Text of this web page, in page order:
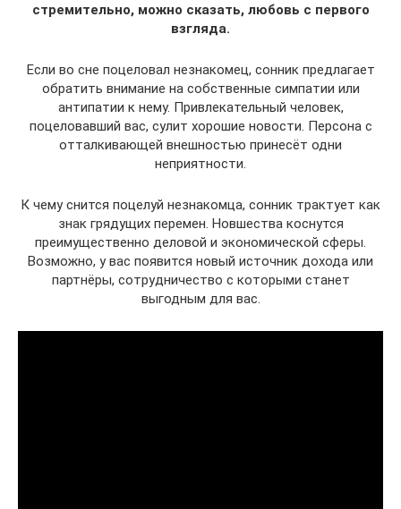
стремительно, можно сказать, любовь с первого
взгляда.
Если во сне поцеловал незнакомец, сонник предлагает
обратить внимание на собственные симпатии или
антипатии к нему. Привлекательный человек,
поцеловавший вас, сулит хорошие новости. Персона с
отталкивающей внешностью принесёт одни
неприятности.
К чему снится поцелуй незнакомца, сонник трактует как
знак грядущих перемен. Новшества коснутся
преимущественно деловой и экономической сферы.
Возможно, у вас появится новый источник дохода или
партнёры, сотрудничество с которыми станет
выгодным для вас.